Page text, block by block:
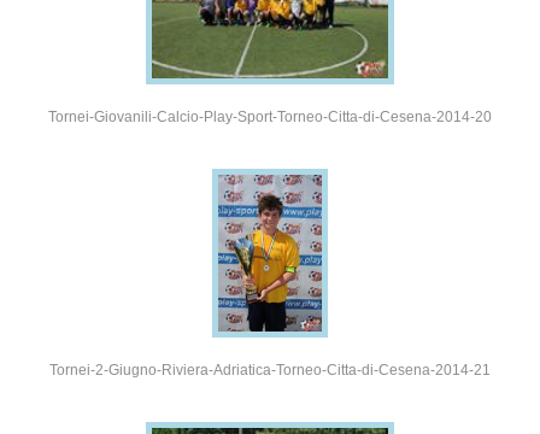
Tornei-Giovanili-Calcio-Play-Sport-Torneo-Citta-di-Cesena-2014-20
Tornei-2-Giugno-Riviera-Adriatica-Torneo-Citta-di-Cesena-2014-21